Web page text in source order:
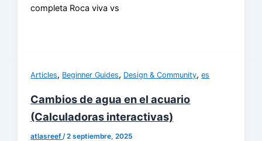
completa Roca viva vs
Articles, Beginner Guides, Design & Community,es
Cambios de agua en el acuario
(Calculadoras interactivas)
atlasreef /2 septiembre, 2025